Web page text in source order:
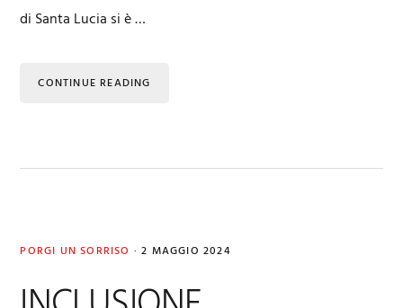
di Santa Lucia si è …
CONTINUE READING
PORGI UN SORRISO · 2 MAGGIO 2024